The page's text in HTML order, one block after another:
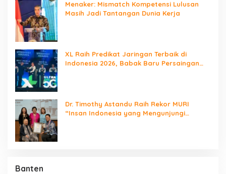
Menaker: Mismatch Kompetensi Lulusan
Masih Jadi Tantangan Dunia Kerja
XL Raih Predikat Jaringan Terbaik di
Indonesia 2026, Babak Baru Persaingan
Dr. Timothy Astandu Raih Rekor MURI
“Insan Indonesia yang Mengunjungi
Banten